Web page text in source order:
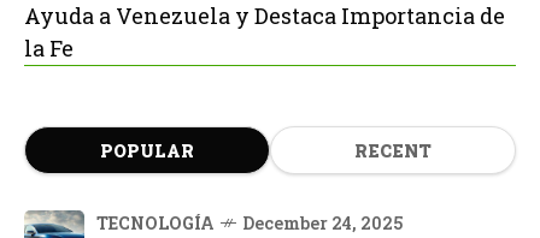
Ayuda a Venezuela y Destaca Importancia de
la Fe
POPULAR RECENT
TECNOLOGÍA December 24, 2025